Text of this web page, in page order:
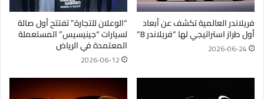
فريلاندر العالمية تكشف عن أبعاد
أول طراز استراتيجي لها “فريلاندر 8”
2026-06-24
“الوعلان للتجارة” تفتتح أول صالة
لسيارات “جينيسيس” المستعملة
المعتمدة في الرياض
2026-06-12